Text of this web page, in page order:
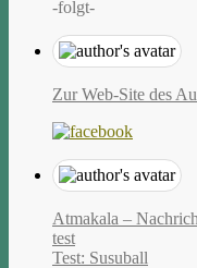
-folgt-
Zur Web-Site des
Atmakala –
test
Test: Susuball